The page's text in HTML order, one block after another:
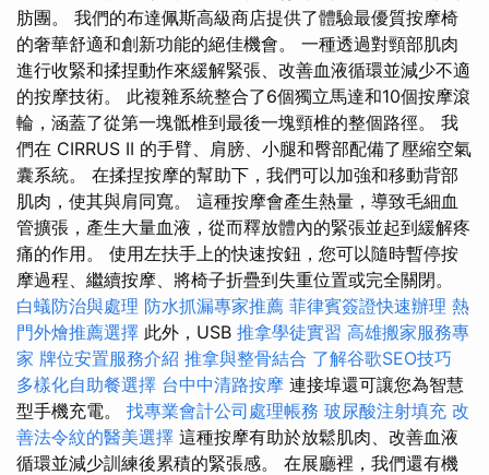
肪團。 我們的布達佩斯高級商店提供了體驗最優質按摩椅
的奢華舒適和創新功能的絕佳機會。 一種透過對頸部肌肉
進行收緊和揉捏動作來緩解緊張、改善血液循環並減少不適
的按摩技術。 此複雜系統整合了6個獨立馬達和10個按摩滾
輪，涵蓋了從第一塊骶椎到最後一塊頸椎的整個路徑。 我
們在 CIRRUS II 的手臂、肩膀、小腿和臀部配備了壓縮空氣
囊系統。 在揉捏按摩的幫助下，我們可以加強和移動背部
肌肉，使其與肩同寬。 這種按摩會產生熱量，導致毛細血
管擴張，產生大量血液，從而釋放體內的緊張並起到緩解疼
痛的作用。 使用左扶手上的快速按鈕，您可以隨時暫停按
摩過程、繼續按摩、將椅子折疊到失重位置或完全關閉。
白蟻防治與處理 防水抓漏專家推薦 菲律賓簽證快速辦理 熱
門外燴推薦選擇 此外，USB 推拿學徒實習 高雄搬家服務專
家 牌位安置服務介紹 推拿與整骨結合 了解谷歌SEO技巧
多樣化自助餐選擇 台中中清路按摩 連接埠還可讓您為智慧
型手機充電。 找專業會計公司處理帳務 玻尿酸注射填充 改
善法令紋的醫美選擇 這種按摩有助於放鬆肌肉、改善血液
循環並減少訓練後累積的緊張感。 在展廳裡，我們還有機